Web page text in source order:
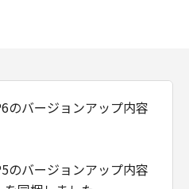
のバージョンアップ内容
のバージョンアップ内容